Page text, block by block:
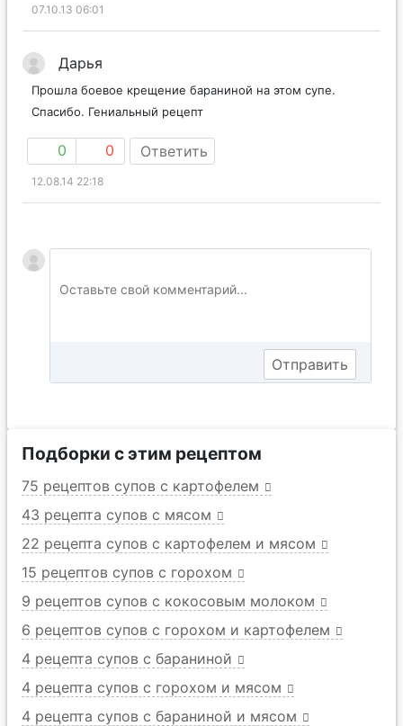
07.10.13 06:01
Дарья
Прошла боевое крещение бараниной на этом супе.
Спасибо. Гениальный рецепт
0 0 Ответить
12.08.14 22:18
Подборки с этим рецептом
75 рецептов супов с картофелем
43 рецепта супов с мясом
22 рецепта супов с картофелем и мясом
15 рецептов супов с горохом
9 рецептов супов с кокосовым молоком
6 рецептов супов с горохом и картофелем
4 рецепта супов с бараниной
4 рецепта супов с горохом и мясом
4 рецепта супов с бараниной и мясом